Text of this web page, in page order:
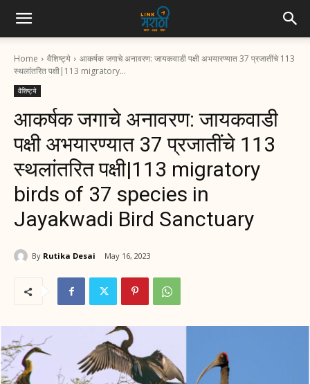
Home वैशिष्ट्ये
आकर्षक जगाचे अनावरण: जायकवाडी पक्षी अभयारण्यात 37 प्रजातींचे 113
स्थलांतरित पक्षी|113 migratory...
वैशिष्ट्ये
आकर्षक जगाचे अनावरण: जायकवाडी
पक्षी अभयारण्यात 37 प्रजातींचे 113
स्थलांतरित पक्षी|113 migratory
birds of 37 species in
Jayakwadi Bird Sanctuary
By Rutika Desai May 16, 2023